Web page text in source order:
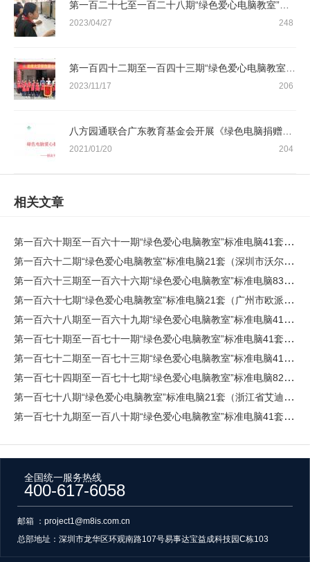
2023/04/27 248
2023/11/17 206
2021/01/20 204
相关文章
第一百六十期至一百六十一期“绿色爱心电脑教室”标准电脑41套（广州逸仙电子商务有限公司 ）
第一百六十二期“绿色爱心电脑教室”标准电脑21套（深圳市沃尔核材股份有限公司）
第一百六十三期至一百六十六期“绿色爱心电脑教室”标准电脑83套（时代中国控股有限公司）
第一百六十七期“绿色爱心电脑教室”标准电脑21套（广州市欧派公益基金会）
第一百六十八期至一百六十九期“绿色爱心电脑教室”标准电脑41套（广州中医药大学）
第一百七十期至一百七十一期“绿色爱心电脑教室”标准电脑41套（广东顺德农村商业银行股份有限公司）
第一百七十二期至一百七十三期“绿色爱心电脑教室”标准电脑41套（广东揭东农村商业银行股份有限公司）
第一百七十四期至一百七十七期“绿色爱心电脑教室”标准电脑82套（广东顺德农村商业银行股份有限公司）
第一百七十八期“绿色爱心电脑教室”标准电脑21套（浙江省艾迪西公益基金会）
第一百七十九期至一百八十期“绿色爱心电脑教室”标准电脑41套（广东开放大学（广东理工职业学院））
全国统一服务热线
400-617-6058
邮箱 ：project1@m8is.com.cn
总部地址： 深圳市龙华区环观南路107号易事达宝益成科技园C栋103